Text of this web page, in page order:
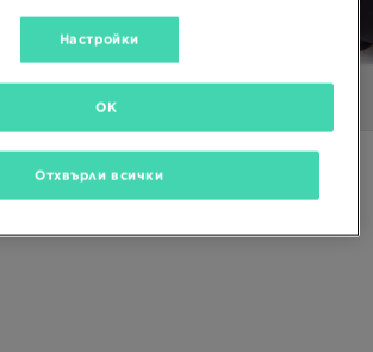
Настройки
Отхвърли всички
OK